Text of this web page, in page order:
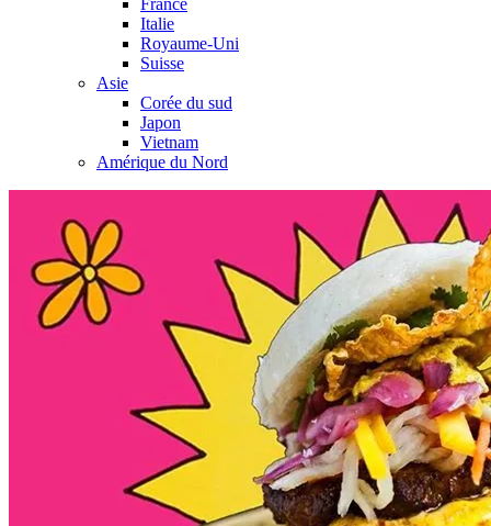
Italie
Royaume-Uni
Suisse
Asie
Corée du sud
Japon
Vietnam
Amérique du Nord